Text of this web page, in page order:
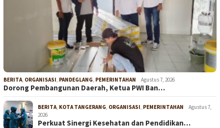
BERITA, ORGANISASI, PANDEGLANG, PEMERINTAHAN Agustus 7, 2026
Dorong Pembangunan Daerah, Ketua PWI Ban…
BERITA, KOTA TANGERANG, ORGANISASI, PEMERINTAHAN
Agustus 7,
2026
Perkuat Sinergi Kesehatan dan Pendidikan…